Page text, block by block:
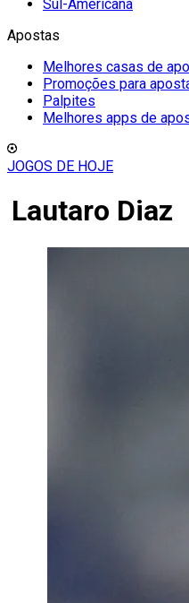
Sul-Americana
Apostas
Melhores casas de
Promoções para
Palpites
Melhores apps de
JOGOS DE HOJE
Lautaro Diaz